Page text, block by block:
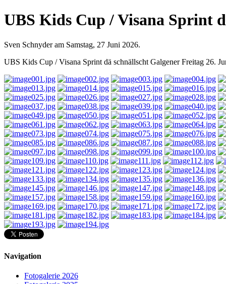
UBS Kids Cup / Visana Sprint
Sven Schnyder am Samstag, 27 Juni 2026.
UBS Kids Cup / Visana Sprint dä schnällscht Galgener Freitag 26.
Navigation
Fotogalerie 2026